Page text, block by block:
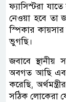
ফ্যাসিস্টরা
নেওয়া হবে তা
স্পিকার
ভুগছি।
জবাবে
অবগত আছি এবং
করেছি,
সঠিক লোকেরা